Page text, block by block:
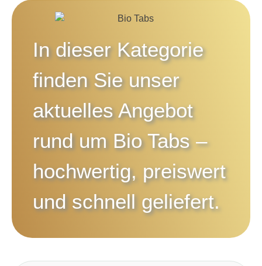
In dieser Kategorie
finden Sie unser
aktuelles Angebot
rund um Bio Tabs–
hochwertig, preiswert
und schnell geliefert.